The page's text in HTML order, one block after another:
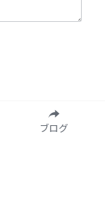
ブログ